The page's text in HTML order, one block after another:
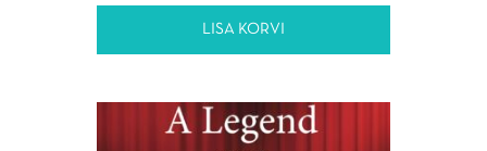
LISA KORVI